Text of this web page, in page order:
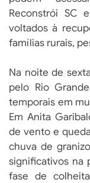
Reconstrói SC
voltados à
famílias rurais,
Na noite de
pelo Rio
temporais em
Em Anita
de vento e
chuva de
significativos na
fase de